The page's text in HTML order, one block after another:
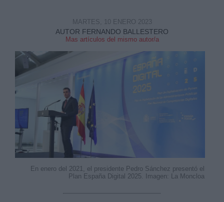
AUTOR FERNANDO BALLESTERO
Mas artículos del mismo autor/a
MARTES, 10 ENERO 2023
En enero del 2021, el presidente Pedro Sánchez presentó el
Plan España Digital 2025. Imagen: La Moncloa
Información adicional